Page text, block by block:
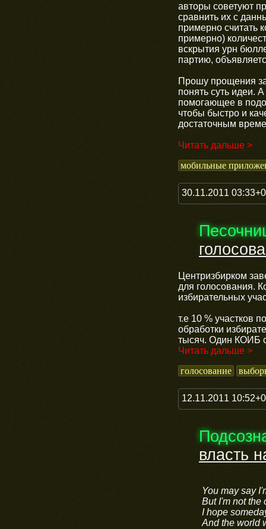
авторы советуют
сравнить их с
примерно считать
примерно)
вскрытия урн
партию,
Прошу прощения
понять суть идеи.
помогающее в
чтобы быстро и
достаточным
Читать дальше >
мобильные
30.11.2011
Центризбирком
для голосования.
избирательных
т.е 10 % участков
обработки
тысяч. Один КОИБ
Читать дальше >
голосование
12.11.2011
власть
You may say
But I'm not the
I hope
And the world